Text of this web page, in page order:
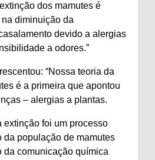
dos mamutes é
diminuição da
devido a alergias
a odores.”
“Nossa teoria da
é a primeira que apontou
– alergias a plantas.
extinção foi um processo
da população de mamutes
da comunicação química